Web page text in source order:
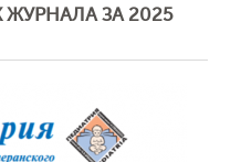
ЗА 2025